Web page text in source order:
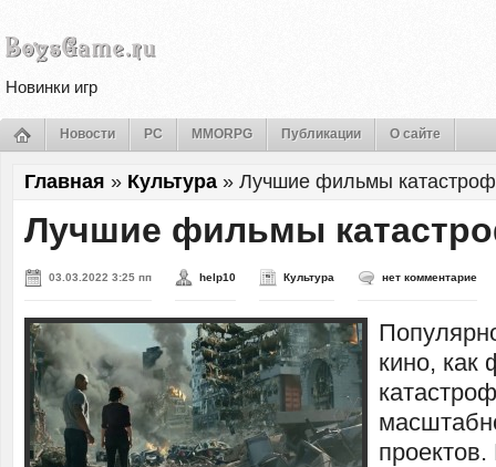
Новинки игр
Новости PC MMORPG Публикации О сайте
Главная » Культура » Лучшие фильмы
Лучшие фильмы
03.03.2022 3:25 пп help10 Культура нет комментарие
кино,
проектов.